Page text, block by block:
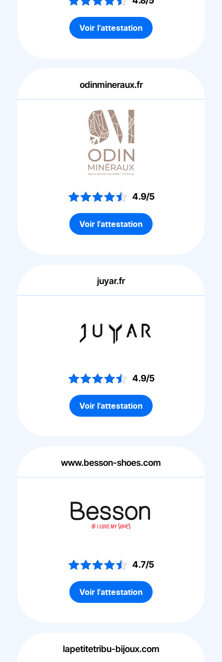
Voir l'attestation
odinmineraux.fr
4.9/5
Voir l'attestation
juyar.fr
4.9/5
Voir l'attestation
www.besson-shoes.com
4.7/5
Voir l'attestation
lapetitetribu-bijoux.com